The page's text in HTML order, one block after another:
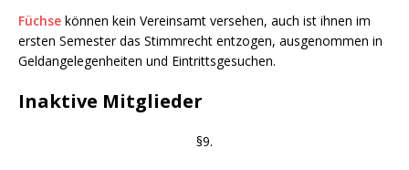
Füchse können kein Vereinsamt versehen, auch ist ihnen im
ersten Semester das Stimmrecht entzogen, ausgenommen in
Geldangelegenheiten und Eintrittsgesuchen.
Inaktive Mitglieder
§9.